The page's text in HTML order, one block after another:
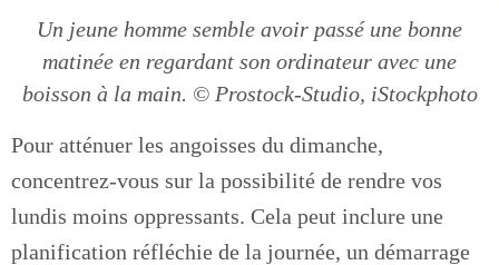
Un jeune homme semble avoir passé une bonne
matinée en regardant son ordinateur avec une
boisson à la main. © Prostock-Studio, iStockphoto
Pour atténuer les angoisses du dimanche,
concentrez-vous sur la possibilité de rendre vos
lundis moins oppressants. Cela peut inclure une
planification réfléchie de la journée, un démarrage